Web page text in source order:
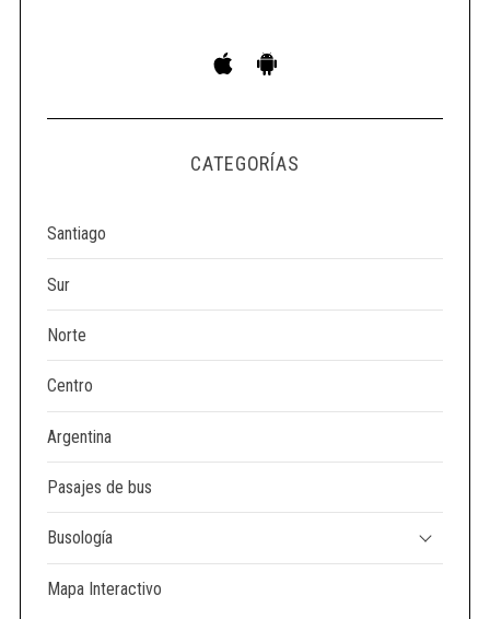
CATEGORÍAS
Santiago
Sur
Norte
Centro
Argentina
Pasajes de bus
Busología
Mapa Interactivo